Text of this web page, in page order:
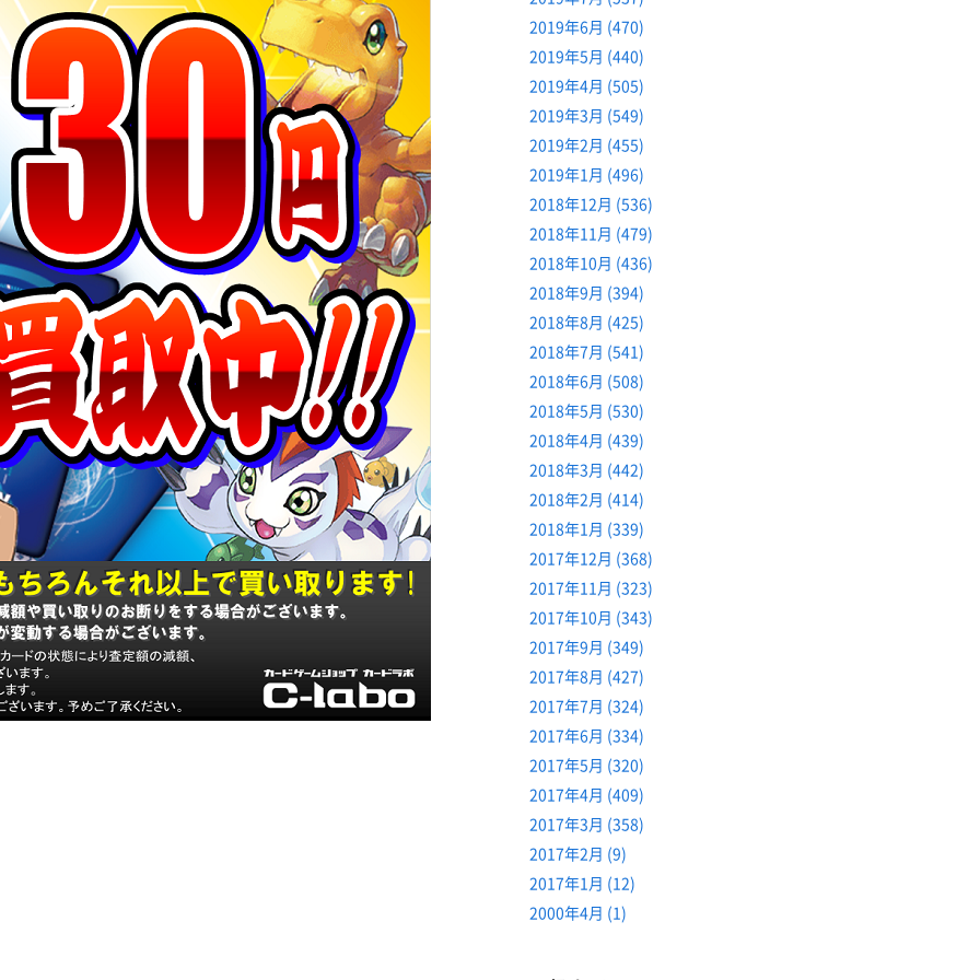
2019年6月 (470)
2019年5月 (440)
2019年4月 (505)
2019年3月 (549)
2019年2月 (455)
2019年1月 (496)
2018年12月 (536)
2018年11月 (479)
2018年10月 (436)
2018年9月 (394)
2018年8月 (425)
2018年7月 (541)
2018年6月 (508)
2018年5月 (530)
2018年4月 (439)
2018年3月 (442)
2018年2月 (414)
2018年1月 (339)
2017年12月 (368)
2017年11月 (323)
2017年10月 (343)
2017年9月 (349)
2017年8月 (427)
2017年7月 (324)
2017年6月 (334)
2017年5月 (320)
2017年4月 (409)
2017年3月 (358)
2017年2月 (9)
2017年1月 (12)
2000年4月 (1)